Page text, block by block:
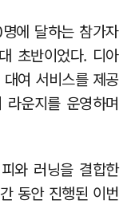
에 달하는 참가자
초반이었다. 디아
여 서비스를 제공
운지를 운영하며
와 러닝을 결합한
동안 진행된 이번